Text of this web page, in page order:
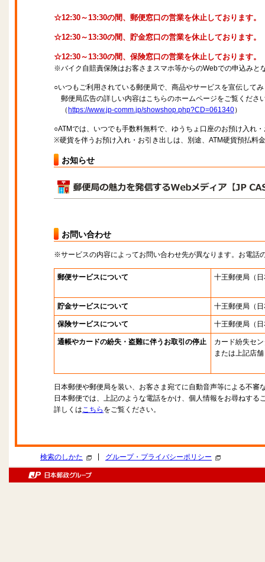
☆12:30～13:30の間、郵便窓口の営業を休止しております。
☆12:30～13:30の間、貯金窓口の営業を休止しております。
☆12:30～13:30の間、保険窓口の営業を休止しております。
※バイク自賠責保険はお客さまスマホ等からのWebでの申込みと
○いつもご利用されている郵便局で、商品やサービスを宣伝して
郵便局広告の詳しい内容はこちらのホームページをご覧くださ
（ https://www.jp-comm.jp/showshop.php?CD=061340）
○ATMでは、いつでも手数料無料で、ゆうちょ口座のお預け入れ
※硬貨を伴うお預け入れ・お引き出しは、別途、ATM硬貨預払料
お知らせ
お問い合わせ
※サービスの内容によってお問い合わせ先が異なります。お電話
郵便サービスについて 十王郵便局 （
貯金サービスについて 十王郵便局 （
保険サービスについて 十王郵便局 （
通帳やカードの紛失・盗難に伴うお取引の停止
カード紛失セ
または上記店舗
日本郵便や郵便局を装い、お客さま宛てに自動音声等による不審
日本郵便では、上記のような電話をかけ、個人情報をお尋ねする
詳しくはこちら をご覧ください。
検索のしかた グループ・プライバシーポリシー